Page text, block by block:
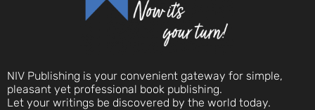
NIV Publishing is your convenient gateway for simple,
pleasant yet professional book publishing.
Let your writings be discovered by the world today.